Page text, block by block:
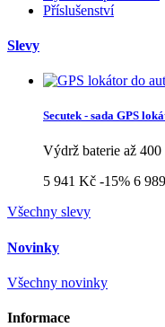
Příslušenství
Slevy
Secutek - sada GPS
Výdrž baterie až
5 941 Kč -15% 6
Všechny slevy
Novinky
Všechny novinky
Informace